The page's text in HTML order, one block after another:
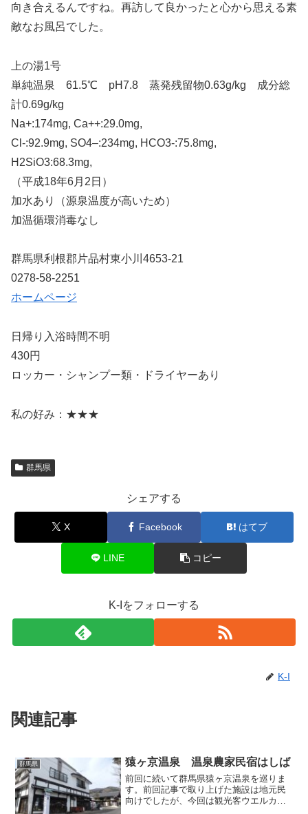
向き合えるんですね。再訪して良かったと心から思える素
敵なお風呂でした。
上の湯1号
単純温泉 61.5℃ pH7.8 蒸発残留物0.63g/kg 成分総
計0.69g/kg
Na+:174mg, Ca++:29.0mg,
Cl-:92.9mg, SO4–:234mg, HCO3-:75.8mg,
H2SiO3:68.3mg,
（平成18年6月2日）
加水あり（源泉温度が高いため）
加温循環消毒なし
群馬県利根郡片品村東小川4653-21
0278-58-2251
ホームページ
日帰り入浴時間不明
430円
ロッカー・シャンプー類・ドライヤーあり
私の好み：★★★
群馬県
シェアする
X Facebook はてブ
LINE コピー
K-Iをフォローする
K-I
関連記事
群馬県 猿ヶ京温泉 温泉農家民宿はしば
前回に続いて群馬県猿ヶ京温泉を巡りま
す。前回記事で取り上げた施設は地元民
向けでしたが、今回は観光客ウエルカム